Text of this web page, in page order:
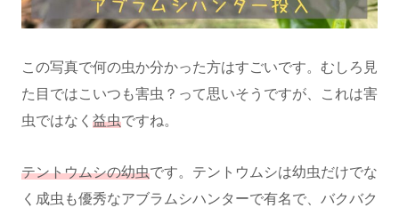
この写真で何の虫か分かった方はすごいです。むしろ見
た目ではこいつも害虫？って思いそうですが、これは害
虫ではなく 益虫ですね。
テントウムシの幼虫です。テントウムシは幼虫だけでな
く成虫も優秀なアブラムシハンターで有名で、バクバク